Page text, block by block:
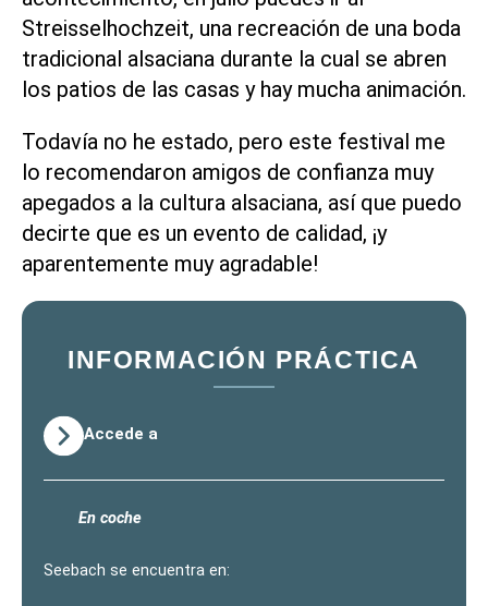
Streisselhochzeit, una recreación de una boda
tradicional alsaciana durante la cual se abren
los patios de las casas y hay mucha animación.
Todavía no he estado, pero este festival me
lo recomendaron amigos de confianza muy
apegados a la cultura alsaciana, así que puedo
decirte que es un evento de calidad, ¡y
aparentemente muy agradable!
INFORMACIÓN PRÁCTICA
Accede a
En coche
Seebach se encuentra en: